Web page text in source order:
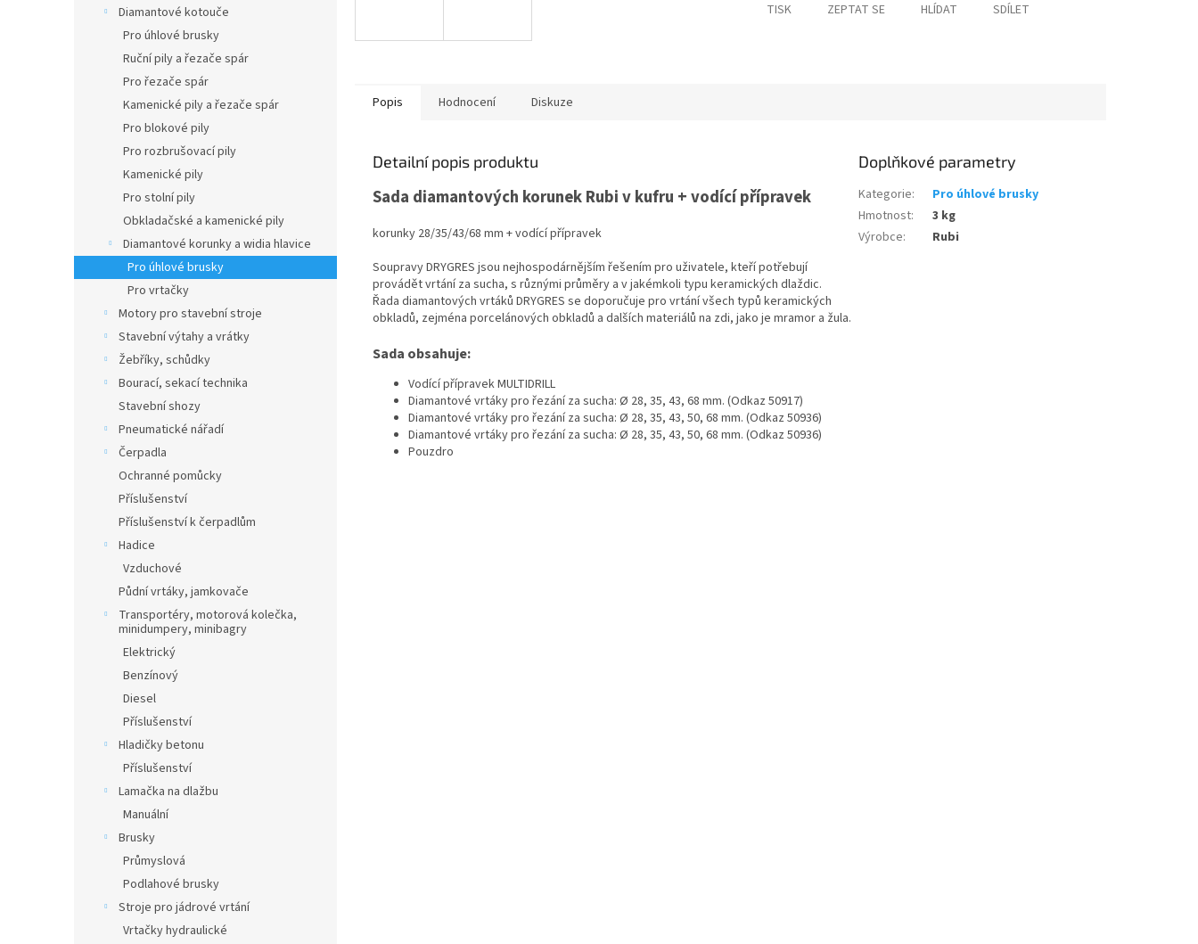
Diamantové kotouče
Pro úhlové brusky
Ruční pily a řezače spár
Pro řezače spár
Kamenické pily a řezače spár
Pro blokové pily
Pro rozbrušovací pily
Kamenické pily
Pro stolní pily
Obkladačské a kamenické pily
Diamantové korunky a widia hlavice
Pro úhlové brusky
Pro vrtačky
Motory pro stavební stroje
Stavební výtahy a vrátky
Žebříky, schůdky
Bourací, sekací technika
Stavební shozy
Pneumatické nářadí
Čerpadla
Ochranné pomůcky
Příslušenství
Příslušenství k čerpadlům
Hadice
Vzduchové
Půdní vrtáky, jamkovače
Transportéry, motorová kolečka,
minidumpery, minibagry
Elektrický
Benzínový
Diesel
Příslušenství
Hladičky betonu
Příslušenství
Lamačka na dlažbu
Manuální
Brusky
Průmyslová
Podlahové brusky
Stroje pro jádrové vrtání
Vrtačky hydraulické
TISK ZEPTAT SE HLÍDAT SDÍLET
Popis Hodnocení Diskuze
Detailní popis produktu
Sada diamantových korunek Rubi v kufru + vodící přípravek
korunky 28/35/43/68 mm + vodící přípravek
Soupravy DRYGRES jsou nejhospodárnějším řešením pro uživatele, kteří potřebují
provádět vrtání za sucha, s různými průměry a v jakémkoli typu keramických dlaždic.
Řada diamantových vrtáků DRYGRES se doporučuje pro vrtání všech typů keramických
obkladů, zejména porcelánových obkladů a dalších materiálů na zdi, jako je mramor a žula.
Sada obsahuje:
Vodící přípravek MULTIDRILL
Diamantové vrtáky pro řezání za sucha: Ø 28, 35, 43, 68 mm. (Odkaz 50917)
Diamantové vrtáky pro řezání za sucha: Ø 28, 35, 43, 50, 68 mm. (Odkaz 50936)
Diamantové vrtáky pro řezání za sucha: Ø 28, 35, 43, 50, 68 mm. (Odkaz 50936)
Pouzdro
Doplňkové parametry
Kategorie:
Pro úhlové brusky
Hmotnost:
3 kg
Výrobce: Rubi